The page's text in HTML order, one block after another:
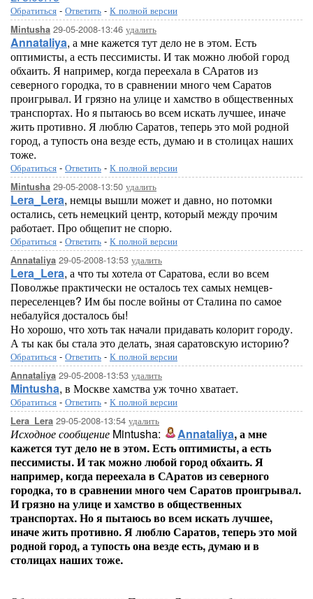
Обратиться - Ответить - К полной версии
Mintusha 29-05-2008-13:46 удалить
Annataliya, а мне кажется тут дело не в этом. Есть
оптимисты, а есть пессимисты. И так можно любой город
обхаить. Я например, когда переехала в САратов из
северного городка, то в сравнении много чем Саратов
проигрывал. И грязно на улице и хамство в общественных
транспортах. Но я пытаюсь во всем искать лучшее, иначе
жить противно. Я люблю Саратов, теперь это мой родной
город, а тупость она везде есть, думаю и в столицах наших
тоже.
Обратиться - Ответить - К полной версии
Mintusha 29-05-2008-13:50 удалить
Lera_Lera, немцы вышли может и давно, но потомки
остались, сеть немецкий центр, который между прочим
работает. Про общепит не спорю.
Обратиться - Ответить - К полной версии
Annataliya 29-05-2008-13:53 удалить
Lera_Lera, а что ты хотела от Саратова, если во всем
Поволжье практически не осталось тех самых немцев-
переселенцев? Им бы после войны от Сталина по самое
небалуйся досталось бы!
Но хорошо, что хоть так начали придавать колорит городу.
А ты как бы стала это делать, зная саратовскую историю?
Обратиться - Ответить - К полной версии
Annataliya 29-05-2008-13:53 удалить
Mintusha, в Москве хамства уж точно хватает.
Обратиться - Ответить - К полной версии
Lera_Lera 29-05-2008-13:54 удалить
Исходное сообщение Mintusha: Annataliya, а мне
кажется тут дело не в этом. Есть оптимисты, а есть
пессимисты. И так можно любой город обхаить. Я
например, когда переехала в САратов из северного
городка, то в сравнении много чем Саратов проигрывал.
И грязно на улице и хамство в общественных
транспортах. Но я пытаюсь во всем искать лучшее,
иначе жить противно. Я люблю Саратов, теперь это мой
родной город, а тупость она везде есть, думаю и в
столицах наших тоже.